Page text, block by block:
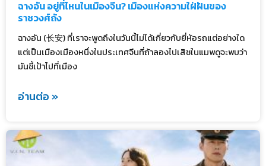
ฉางอัน อยู่ที่ไหนในเมืองจีน? เมืองแห่งความใฝ่ฝันของ
ราชวงศ์ถัง
ฉางอัน (长安) ที่เราจะพูดถึงในวันนี้ไม่ได้เกี่ยวกับยี่ห้อรถแต่อย่างใด
แต่เป็นเมืองเมืองหนึ่งในประเทศจีนที่ถ้าลองไปเสิชในแมพดูจะพบว่า
มันชี้เป้าไปที่เมือง
อ่านต่อ »